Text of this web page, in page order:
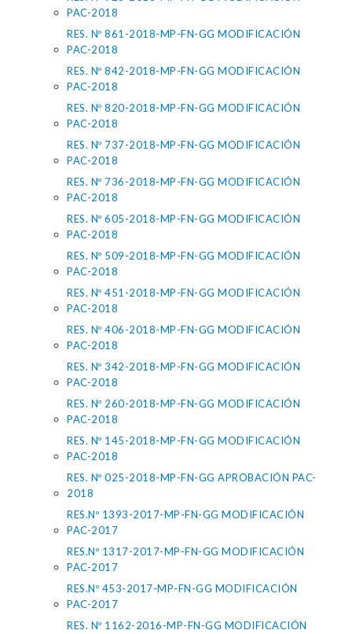
PAC-2018
RES. Nº 861-2018-MP-FN-GG MODIFICACIÓN
PAC-2018
RES. Nº 842-2018-MP-FN-GG MODIFICACIÓN
PAC-2018
RES. Nº 820-2018-MP-FN-GG MODIFICACIÓN
PAC-2018
RES. Nº 737-2018-MP-FN-GG MODIFICACIÓN
PAC-2018
RES. Nº 736-2018-MP-FN-GG MODIFICACIÓN
PAC-2018
RES. Nº 605-2018-MP-FN-GG MODIFICACIÓN
PAC-2018
RES. Nº 509-2018-MP-FN-GG MODIFICACIÓN
PAC-2018
RES. Nº 451-2018-MP-FN-GG MODIFICACIÓN
PAC-2018
RES. Nº 406-2018-MP-FN-GG MODIFICACIÓN
PAC-2018
RES. Nº 342-2018-MP-FN-GG MODIFICACIÓN
PAC-2018
RES. Nº 260-2018-MP-FN-GG MODIFICACIÓN
PAC-2018
RES. Nº 145-2018-MP-FN-GG MODIFICACIÓN
PAC-2018
RES. Nº 025-2018-MP-FN-GG APROBACIÓN PAC-
2018
RES.Nº 1393-2017-MP-FN-GG MODIFICACIÓN
PAC-2017
RES.Nº 1317-2017-MP-FN-GG MODIFICACIÓN
PAC-2017
RES.Nº 453-2017-MP-FN-GG MODIFICACIÓN
PAC-2017
RES. Nº 1162-2016-MP-FN-GG MODIFICACIÓN